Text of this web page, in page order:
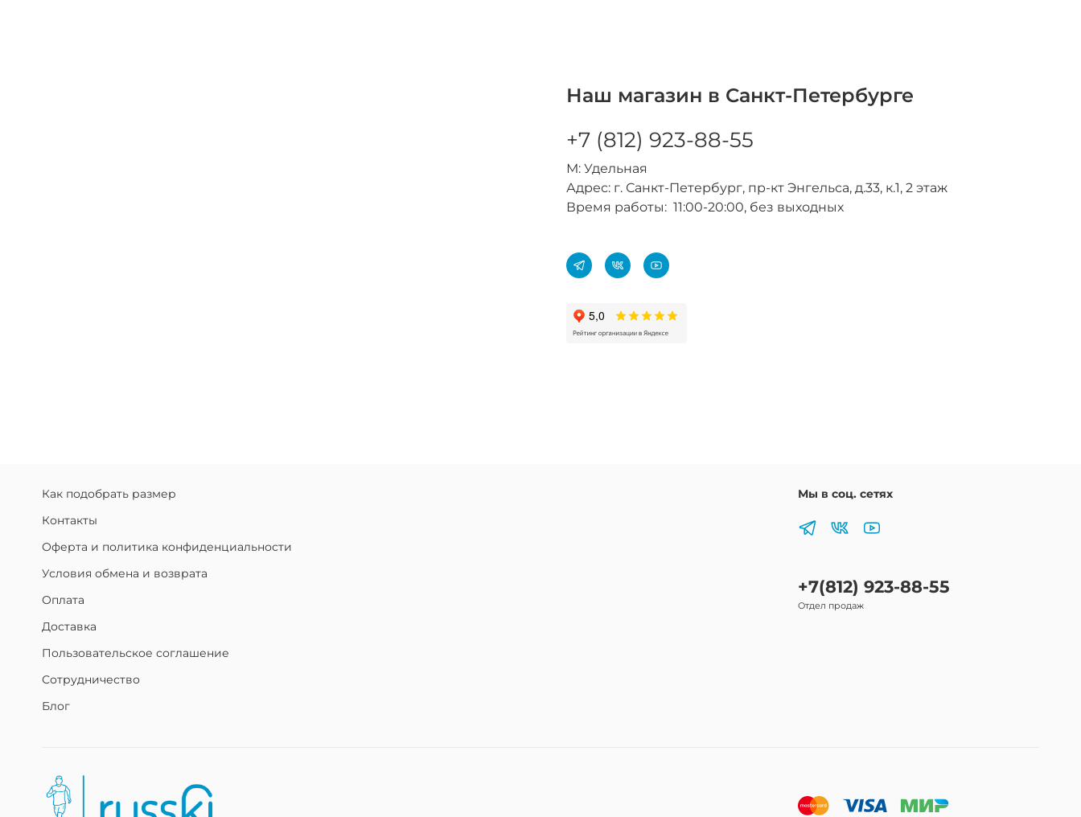
Наш магазин в Санкт-Петербурге
+7 (812) 923-88-55
М: Удельная
Адрес: г. Санкт-Петербург, пр-кт Энгельса, д.33, к.1, 2 этаж
Время работы: 11:00-20:00, без выходных
Как подобрать размер
Контакты
Оферта и политика конфиденциальности
Условия обмена и возврата
Оплата
Доставка
Пользовательское соглашение
Сотрудничество
Блог
Мы в соц. сетях
+7(812) 923-88-55
Отдел продаж